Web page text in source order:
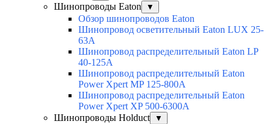
Шинопроводы Eaton ▼
Обзор шинопроводов Eaton
Шинопровод осветительный Eaton LUX 25-
63A
Шинопровод распределительный Eaton LP
40-125A
Шинопровод распределительный Eaton
Power Xpert MP 125-800A
Шинопровод распределительный Eaton
Power Xpert XP 500-6300A
Шинопроводы Holduct
▼